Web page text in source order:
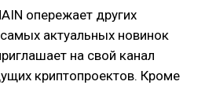
опережает других
актуальных новинок
на свой канал
криптопроектов. Кроме